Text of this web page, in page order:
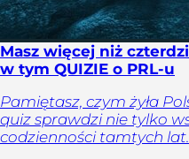
Masz więcej niż
w tym QUIZIE o PRL-u
Pamiętasz, czym żyła
quiz sprawdzi nie tylko
codzienności tamtych lat.